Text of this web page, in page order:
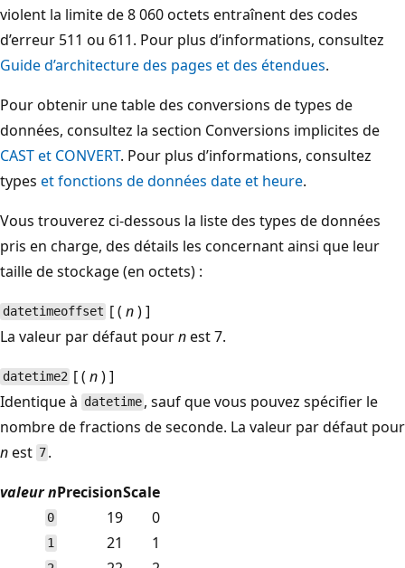
violent la limite de 8 060 octets entraînent des codes
d’erreur 511 ou 611. Pour plus d’informations, consultez
Guide d’architecture des pages et des étendues.
Pour obtenir une table des conversions de types de
données, consultez la section Conversions implicites de
CAST et CONVERT. Pour plus d’informations, consultez
types et fonctions de données date et heure.
Vous trouverez ci-dessous la liste des types de données
pris en charge, des détails les concernant ainsi que leur
taille de stockage (en octets) :
datetimeoffset [ (n) ]
La valeur par défaut pournest 7.
datetime2 [ (n) ]
Identique à datetime , sauf que vous pouvez spécifier le
nombre de fractions de seconde. La valeur par défaut pour
nest 7 .
valeur nPrecisionScale
0 19 0
1 21 1